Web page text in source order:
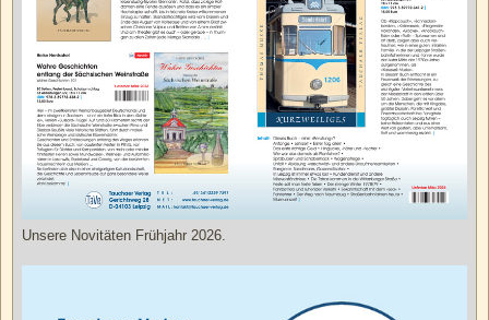
Unsere Novitäten Frühjahr 2026.